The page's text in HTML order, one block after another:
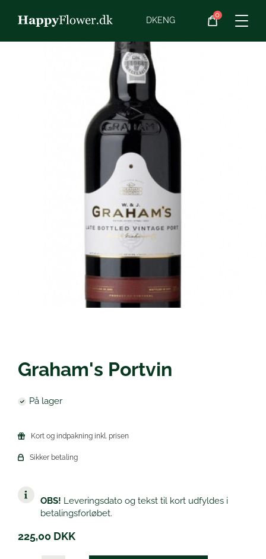
Blomster
Blomster­abonnement
Begravelse
Planter
Gaveideer
Chokolade
Vin
Øl
DKENG
0
Graham's Portvin
På lager
Kort og indpakning inkl. prisen
Sikker betaling
OBS! Leveringsdato og tekst til kort udfyldes i
betalingsforløbet.
225,00 DKK